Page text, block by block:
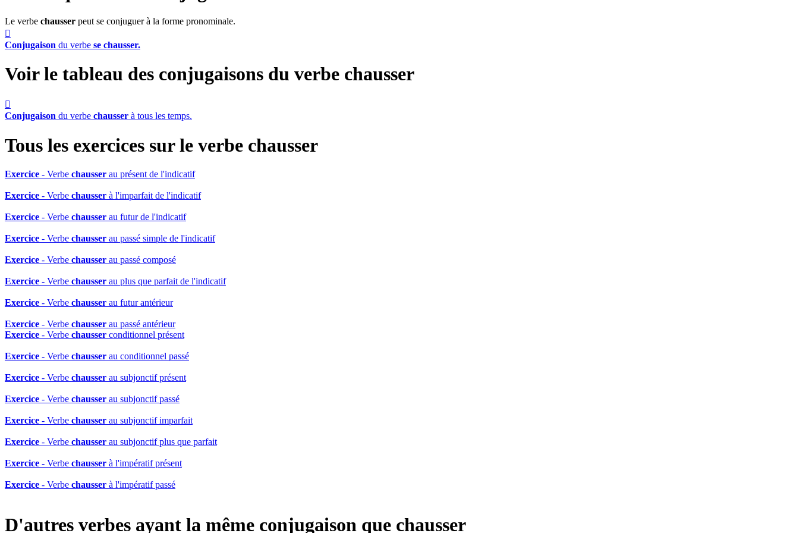
Le verbe chausser peut se conjuguer à la forme pronominale.

Conjugaison du verbe se chausser.
Voir le tableau des conjugaisons du verbe chausser

Conjugaison du verbe chausser à tous les temps.
Tous les exercices sur le verbe chausser
Exercice - Verbe chausser au présent de l'indicatif
Exercice - Verbe chausser à l'imparfait de l'indicatif
Exercice - Verbe chausser au futur de l'indicatif
Exercice - Verbe chausser au passé simple de l'indicatif
Exercice - Verbe chausser au passé composé
Exercice - Verbe chausser au plus que parfait de l'indicatif
Exercice - Verbe chausser au futur antérieur
Exercice - Verbe chausser au passé antérieur
Exercice - Verbe chausser conditionnel présent
Exercice - Verbe chausser au conditionnel passé
Exercice - Verbe chausser au subjonctif présent
Exercice - Verbe chausser au subjonctif passé
Exercice - Verbe chausser au subjonctif imparfait
Exercice - Verbe chausser au subjonctif plus que parfait
Exercice - Verbe chausser à l'impératif présent
Exercice - Verbe chausser à l'impératif passé
D'autres verbes ayant la même conjugaison que chausser